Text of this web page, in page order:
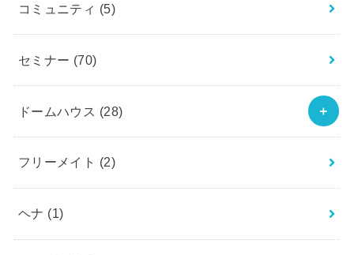
コミュニティ (5)
セミナー (70)
ドームハウス (28)
フリーメイト (2)
ヘナ (1)